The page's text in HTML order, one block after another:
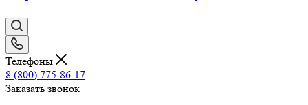
Телефоны
8 (800) 775-86-17
Заказать звонок